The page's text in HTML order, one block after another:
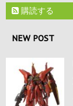
購読する
NEW POST